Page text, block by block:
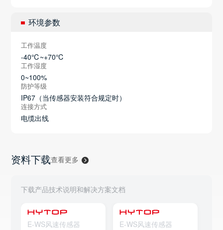
环境参数
工作温度
-40℃~+70℃
工作湿度
0~100%
防护等级
IP67（当传感器安装符合规定时）
连接方式
电缆出线
资料下载查看更多
下载产品技术说明和解决方案文档
E-WS风速传感器 E-WS风速传感器